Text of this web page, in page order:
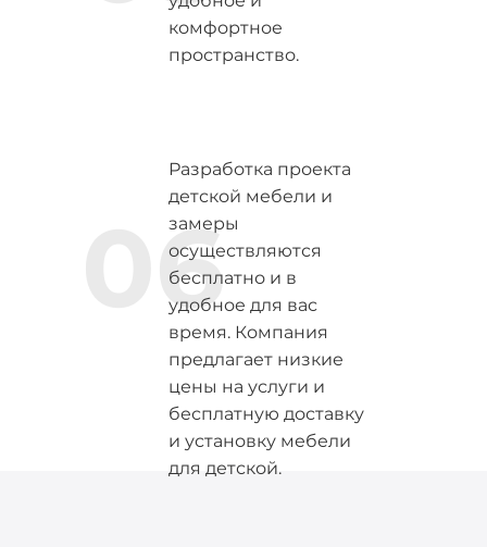
комфортное
пространство.
Разработка проекта
детской мебели и
замеры
осуществляются
бесплатно и в
удобное для вас
время. Компания
предлагает низкие
цены на услуги и
бесплатную доставку
и установку мебели
для детской.
06